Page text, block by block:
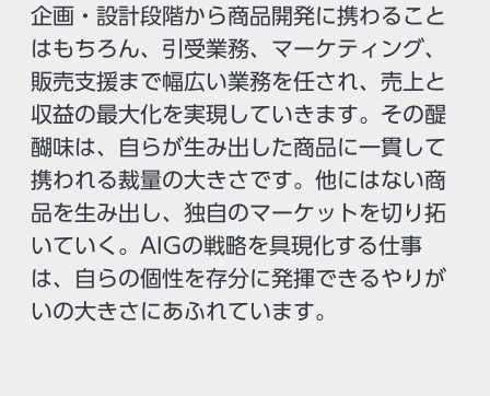
企画・設計段階から商品開発に携わること
はもちろん、引受業務、マーケティング、
販売支援まで幅広い業務を任され、売上と
収益の最大化を実現していきます。その醍
醐味は、自らが生み出した商品に一貫して
携われる裁量の大きさです。他にはない商
品を生み出し、独自のマーケットを切り拓
いていく。AIGの戦略を具現化する仕事
は、自らの個性を存分に発揮できるやりが
いの大きさにあふれています。